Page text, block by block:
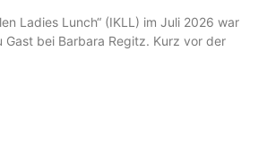
Ladies Lunch“ (IKLL) im Juli 2026 war
Gast bei Barbara Regitz. Kurz vor der